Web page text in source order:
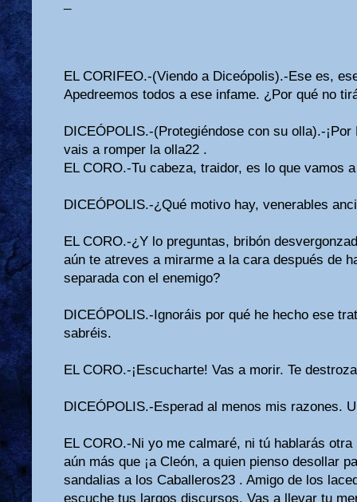
EL CORIFEO.-(Viendo a Diceópolis).-Ese es,
Apedreemos todos a ese infame. ¿Por qué no
DICEÓPOLIS.-(Protegiéndose con su olla).-
vais a romper la olla22 .
EL CORO.-Tu cabeza, traidor, es lo que vamos
DICEÓPOLIS.-¿Qué motivo hay, venerables
EL CORO.-¿Y lo preguntas, bribón
aún te atreves a mirarme a la cara después de
separada con el enemigo?
DICEÓPOLIS.-Ignoráis por qué he hecho ese
sabréis.
EL CORO.-¡Escucharte! Vas a morir. Te
DICEÓPOLIS.-Esperad al menos mis razones.
EL CORO.-Ni yo me calmaré, ni tú hablarás
aún más que ¡a Cleón, a quien pienso desollar
sandalias a los Caballeros23 . Amigo de los
escuche tus largos discursos. Vas a llevar tu